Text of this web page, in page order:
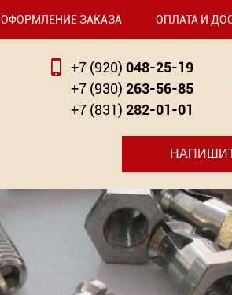
ОФОРМЛЕНИЕ ЗАКАЗА ОПЛАТА И
+7 (920) 048-25-19
+7 (930) 263-56-85
+7 (831) 282-01-01